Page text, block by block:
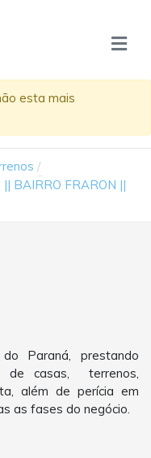
esta mais
BAIRRO FRARON ||
Paraná, prestando
de casas, terrenos,
além de perícia em
as fases do negócio.